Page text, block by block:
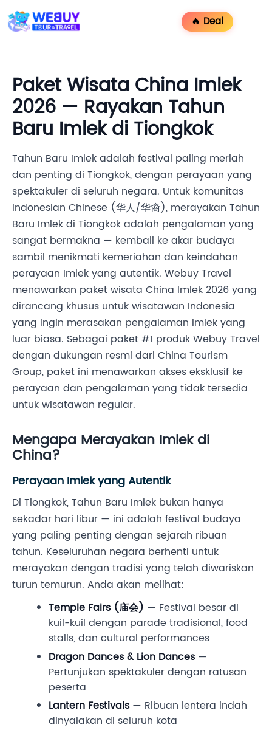
🔥 Deal
Paket Wisata China Imlek
2026 — Rayakan Tahun
Baru Imlek di Tiongkok
Tahun Baru Imlek adalah festival paling meriah
dan penting di Tiongkok, dengan perayaan yang
spektakuler di seluruh negara. Untuk komunitas
Indonesian Chinese (华人/华裔), merayakan Tahun
Baru Imlek di Tiongkok adalah pengalaman yang
sangat bermakna — kembali ke akar budaya
sambil menikmati kemeriahan dan keindahan
perayaan Imlek yang autentik. Webuy Travel
menawarkan paket wisata China Imlek 2026 yang
dirancang khusus untuk wisatawan Indonesia
yang ingin merasakan pengalaman Imlek yang
luar biasa. Sebagai paket #1 produk Webuy Travel
dengan dukungan resmi dari China Tourism
Group, paket ini menawarkan akses eksklusif ke
perayaan dan pengalaman yang tidak tersedia
untuk wisatawan regular.
Mengapa Merayakan Imlek di
China?
Perayaan Imlek yang Autentik
Di Tiongkok, Tahun Baru Imlek bukan hanya
sekadar hari libur — ini adalah festival budaya
yang paling penting dengan sejarah ribuan
tahun. Keseluruhan negara berhenti untuk
merayakan dengan tradisi yang telah diwariskan
turun temurun. Anda akan melihat:
Temple Fairs (庙会) — Festival besar di
kuil-kuil dengan parade tradisional, food
stalls, dan cultural performances
Dragon Dances & Lion Dances—
Pertunjukan spektakuler dengan ratusan
peserta
Lantern Festivals— Ribuan lentera indah
dinyalakan di seluruh kota